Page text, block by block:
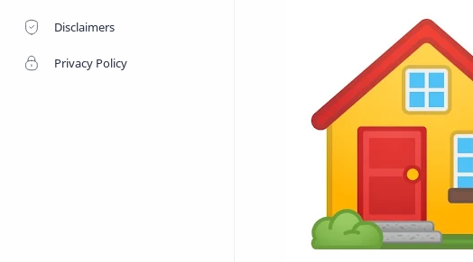
Disclaimers
Privacy Policy